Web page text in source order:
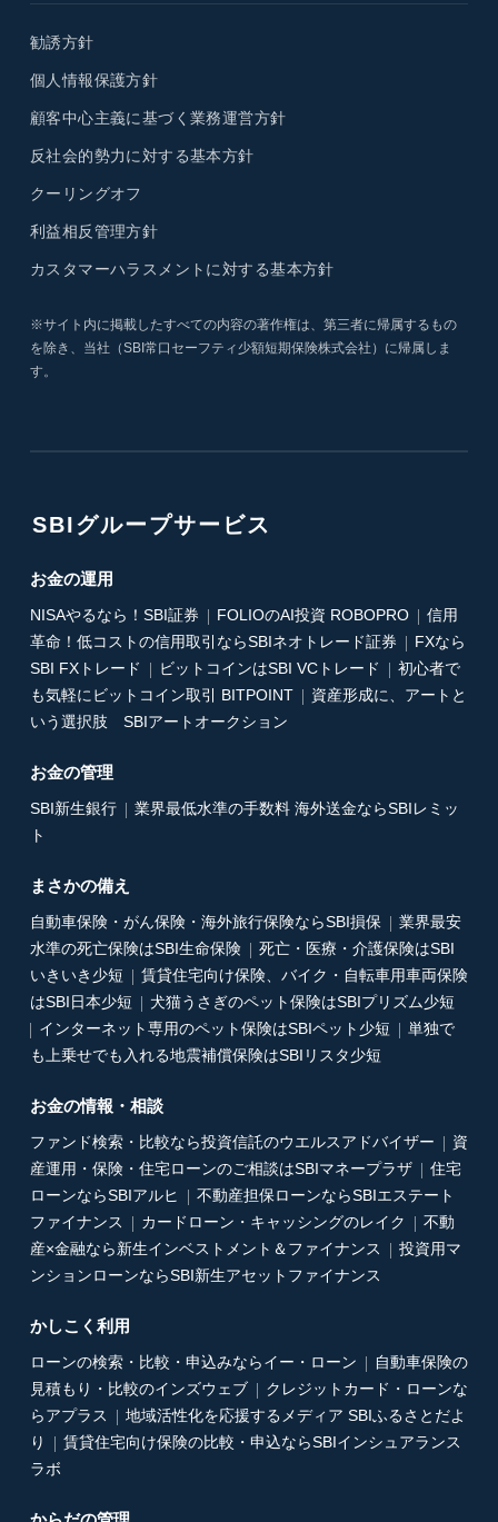
勧誘方針
個人情報保護方針
顧客中心主義に基づく業務運営方針
反社会的勢力に対する基本方針
クーリングオフ
利益相反管理方針
カスタマーハラスメントに対する基本方針
※サイト内に掲載したすべての内容の著作権は、第三者に帰属するもの
を除き、当社（SBI常口セーフティ少額短期保険株式会社）に帰属しま
す。
SBIグループサービス
お金の運用
NISAやるなら！SBI証券 FOLIOのAI投資 ROBOPRO
信用
革命！低コストの信用取引ならSBIネオトレード証券
FXなら
SBI FXトレード
ビットコインはSBI VCトレード
初心者で
も気軽にビットコイン取引 BITPOINT
資産形成に、アートと
いう選択肢 SBIアートオークション
お金の管理
SBI新生銀行
業界最低水準の手数料 海外送金ならSBIレミッ
ト
まさかの備え
自動車保険・がん保険・海外旅行保険ならSBI損保
業界最安
水準の死亡保険はSBI生命保険
死亡・医療・介護保険はSBI
いきいき少短
賃貸住宅向け保険、バイク・自転車用車両保険
はSBI日本少短
犬猫うさぎのペット保険はSBIプリズム少短
インターネット専用のペット保険はSBIペット少短
単独で
も上乗せでも入れる地震補償保険はSBIリスタ少短
お金の情報・相談
ファンド検索・比較なら投資信託のウエルスアドバイザー
資
産運用・保険・住宅ローンのご相談はSBIマネープラザ
住宅
ローンならSBIアルヒ
不動産担保ローンならSBIエステート
ファイナンス
カードローン・キャッシングのレイク
不動
産×金融なら新生インベストメント＆ファイナンス
投資用マ
ンションローンならSBI新生アセットファイナンス
かしこく利用
ローンの検索・比較・申込みならイー・ローン
自動車保険の
見積もり・比較のインズウェブ
クレジットカード・ローンな
らアプラス
地域活性化を応援するメディア SBIふるさとだよ
り
賃貸住宅向け保険の比較・申込ならSBIインシュアランス
ラボ